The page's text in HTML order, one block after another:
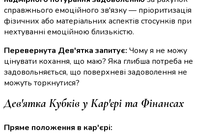
справжнього емоційного зв'язку — пріоритизація
фізичних або матеріальних аспектів стосунків при
нехтуванні емоційною близькістю.
Перевернута Дев'ятка запитує: Чому я не можу
цінувати кохання, що маю? Яка глибша потреба не
задовольняється, що поверхневі задоволення не
можуть торкнутися?
Дев'ятка Кубків у Кар'єрі та Фінансах
Пряме положення в кар'єрі: